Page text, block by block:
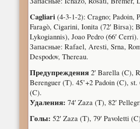
Cagliari(4-3-1-2): Cragno; Padoin,
Faragò, Cigarini, Ionita (72′ Birsa);
Lykogiannis), Joao Pedro (66′ Cerri).
Запасные: Rafael, Aresti, Srna,
Despodov, Thereau.
Предупреждения2′ Barella (C),
Berenguer (T). 45’+2 Padoin (C), st.
(C).
Удаления: 74′ Zaza (T), 82′
Голы: 52′ Zaza (T), 79′ Pavoletti